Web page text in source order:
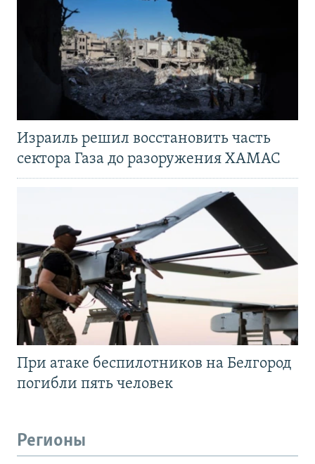
Израиль решил восстановить часть
сектора Газа до разоружения ХАМАС
При атаке беспилотников на Белгород
погибли пять человек
Регионы